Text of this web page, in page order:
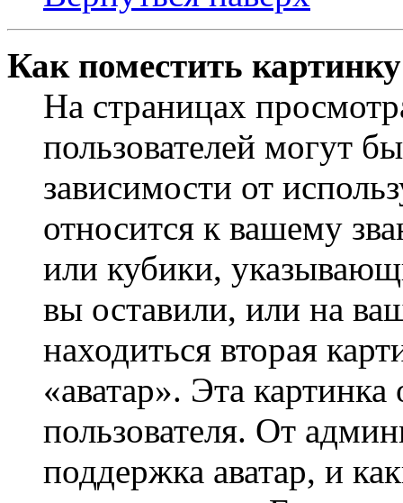
Как поместить
На страницах
пользователей могут
зависимости от
относится к вашему
или кубики,
вы оставили, или на
находиться вторая
«аватар». Эта
пользователя. От
поддержка аватар, и